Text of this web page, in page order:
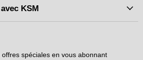
KSM
spéciales en vous abonnant